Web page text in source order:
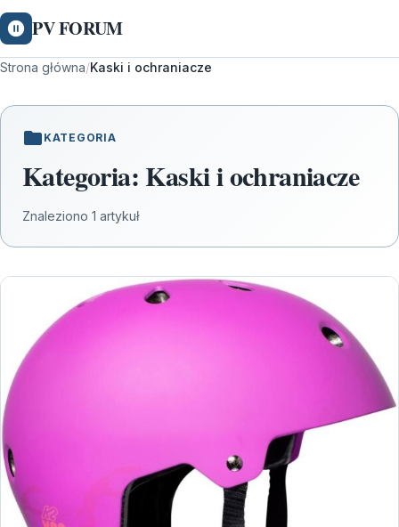
PV FORUM
Strona główna/Kaski i ochraniacze
KATEGORIA
Kategoria: Kaski i ochraniacze
Znaleziono 1 artykuł